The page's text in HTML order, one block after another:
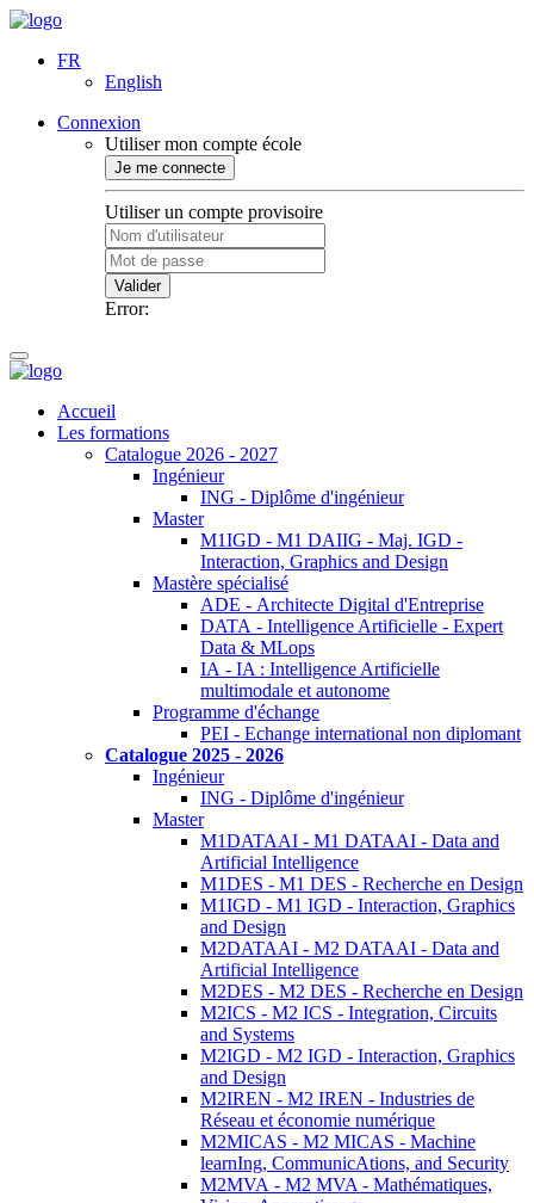
FR
English
Connexion
Utiliser mon compte école
Je me connecte
Utiliser un compte provisoire
Valider
Error:
Accueil
Les formations
Catalogue 2026 - 2027
Ingénieur
ING - Diplôme d'ingénieur
Master
M1IGD - M1 DAIIG - Maj. IGD -
Interaction, Graphics and Design
Mastère spécialisé
ADE - Architecte Digital d'Entreprise
DATA - Intelligence Artificielle - Expert
Data & MLops
IA - IA : Intelligence Artificielle
multimodale et autonome
Programme d'échange
PEI - Echange international non diplomant
Catalogue 2025 - 2026
Ingénieur
ING - Diplôme d'ingénieur
Master
M1DATAAI - M1 DATAAI - Data and
Artificial Intelligence
M1DES - M1 DES - Recherche en Design
M1IGD - M1 IGD - Interaction, Graphics
and Design
M2DATAAI - M2 DATAAI - Data and
Artificial Intelligence
M2DES - M2 DES - Recherche en Design
M2ICS - M2 ICS - Integration, Circuits
and Systems
M2IGD - M2 IGD - Interaction, Graphics
and Design
M2IREN - M2 IREN - Industries de
Réseau et économie numérique
M2MICAS - M2 MICAS - Machine
learnIng, CommunicAtions, and Security
M2MVA - M2 MVA - Mathématiques,